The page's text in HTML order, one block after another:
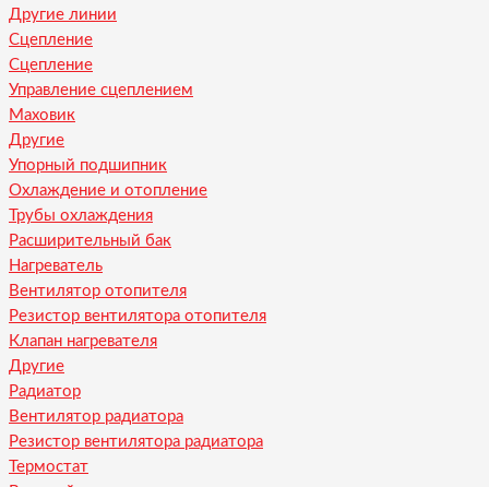
Другие линии
Сцепление
Сцепление
Управление сцеплением
Маховик
Другие
Упорный подшипник
Охлаждение и отопление
Трубы охлаждения
Расширительный бак
Нагреватель
Вентилятор отопителя
Резистор вентилятора отопителя
Клапан нагревателя
Другие
Радиатор
Вентилятор радиатора
Резистор вентилятора радиатора
Термостат